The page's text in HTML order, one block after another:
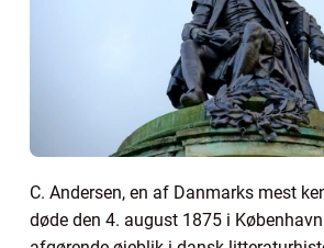
C. Andersen, en af Danmarks mest
døde den 4. august 1875 i